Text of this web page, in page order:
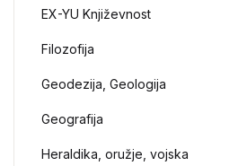
EX-YU Književnost
Filozofija
Geodezija, Geologija
Geografija
Heraldika, oružje, vojska